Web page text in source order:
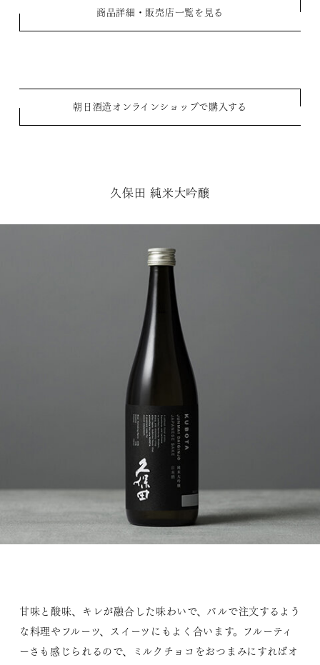
商品詳細・販売店一覧を見る
朝日酒造オンラインショップで購入する
久保田 純米大吟醸
甘味と酸味、キレが融合した味わいで、バルで注文するよう
な料理やフルーツ、スイーツにもよく合います。フルーティ
ーさも感じられるので、ミルクチョコをおつまみにすればオ